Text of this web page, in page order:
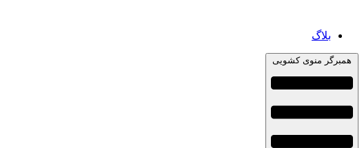
بلاگ
همبرگر منوی کشویی